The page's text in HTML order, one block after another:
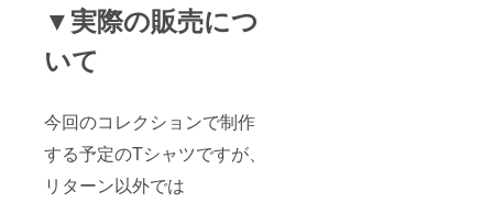
▼実際の販売につ
いて
今回のコレクションで制作
する予定のTシャツですが、
リターン以外では